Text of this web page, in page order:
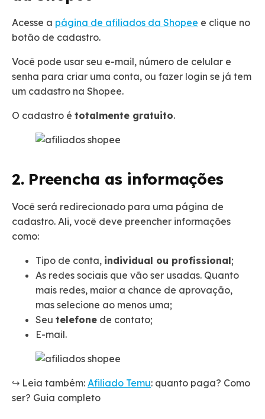
Acesse a página de afiliados da Shopee e clique no
botão de cadastro.
Você pode usar seu e-mail, número de celular e
senha para criar uma conta, ou fazer login se já tem
um cadastro na Shopee.
O cadastro é totalmente gratuito.
2. Preencha as informações
Você será redirecionado para uma página de
cadastro. Ali, você deve preencher informações
como:
Tipo de conta, individual ou profissional;
As redes sociais que vão ser usadas. Quanto
mais redes, maior a chance de aprovação,
mas selecione ao menos uma;
Seu telefone de contato;
E-mail.
↪️ Leia também: Afiliado Temu: quanto paga? Como
ser? Guia completo